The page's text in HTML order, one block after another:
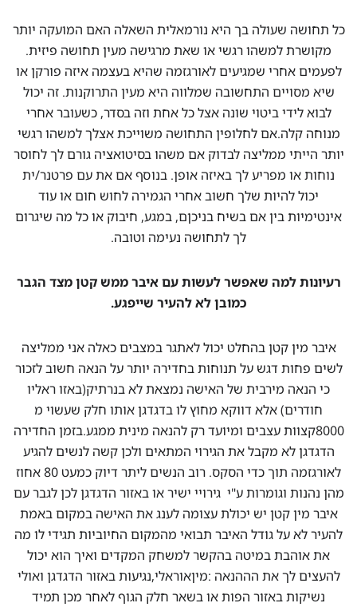
כל תחושה שעולה בך היא נורמאלית השאלה האם המועקה יותר
מקושרת למשהו רגשי או שאת מרגישה מעין תחושה פיזית.
לפעמים אחרי שמגיעים לאורגזמה שהיא בעצמה איזה פורקן או
שיא מסויים התחשובה שמלווה היא מעין התרוקנות. זה יכול
לבוא לידי ביטוי שונה אצל כל אחת וזה בסדר, כשעובר אחרי
מנוחה קלה.אם לחלופין התחושה משוייכת אצלך למשהו רגשי
יותר הייתי ממליצה לבדוק אם משהו בסיטואציה גורם לך לחוסר
נוחות או מפריע לך באיזה אופן. בנוסף אם את עם פרטנר/ית
יכול להיות שלך חשוב אחרי הגמירה לחוש חום או עוד
אינטימיות בין אם בשיח בניכןם, במגע, חיבוק או כל מה שיגרום
לך לתחושה נעימה וטובה.
רעיונות למה שאפשר לעשות עם איבר ממש קטן מצד הגבר
כמובן לא להעיר שייפגע.
איבר מין קטן בהחלט יכול לאתגר במצבים כאלה אני ממליצה
לשים פחות דגש על תנוחות בחדירה יותר על הנאה חשוב לזכור
כי הנאה מירבית של האישה נמצאת לא בנרתיק(באזו ראליו
חודרים) אלא דווקא מחוץ לו בדגדגן אותו חלק שעשוי מ
8000קצוות עצבים ומיועד רק להנאה מינית ממגע.בזמן החדירה
הדגדגן לא מקבל את הגירוי המתאים ולכן קשה לנשים להגיע
לאורגזמה תוך כדי הסקס. רוב הנשים ליתר דיוק כמעט 80 אחוז
מהן נהנות וגומרות ע"י גירויי ישיר או באזור הדגדגן לכן לגבר עם
איבר מין קטן יש יכולת עצומה לענג את האישה במקום באמת
להעיר לא על גודל האיבר תבואי מהמקום החיוביות תגידי לו מה
את אוהבת במיטה בהקשר למשחק המקדים ואיך הוא יכול
להעצים לך את הההנאה :מיןאוראלי,נגיעות באזור הדגדגן ואולי
נשיקות באזור הפות או בשאר חלק הגוף לאחר מכן תמיד